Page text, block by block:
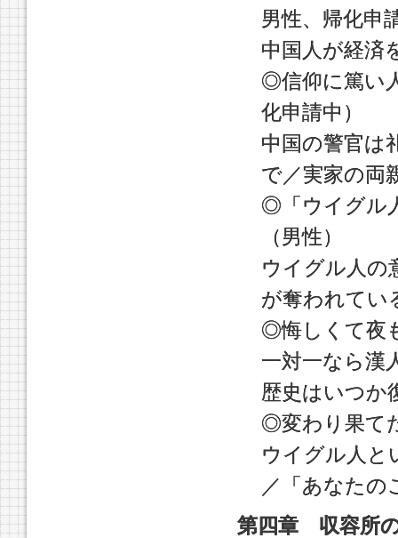
男性、帰化申
中国人が経済
◎信仰に篤い
化申請中）
中国の警官は
で／実家の両
◎「ウイグル
（男性）
ウイグル人の
が奪われてい
◎悔しくて夜
一対一なら漢
歴史はいつか
◎変わり果て
ウイグル人と
／「あなたの
第四章 収容所